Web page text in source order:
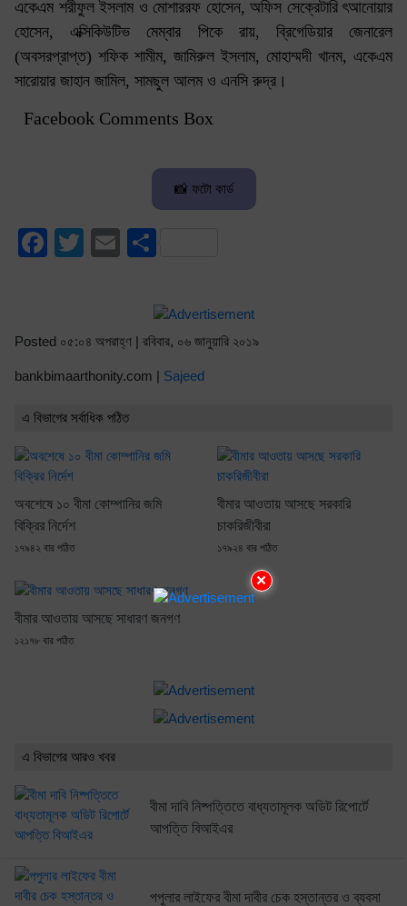
×
একেএম শরীফুল ইসলাম ও মোশাররফ হোসেন, অফিস সেক্রেটারি ৎআনোয়ার
হোসেন, এক্সিকিউটিভ মেম্বার পিকে রায়, ব্রিগেডিয়ার জেনারেল
(অবসরপ্রাপ্ত) শফিক শামীম, জামিরুল ইসলাম, মোহাম্মদী খানম, একেএম
সারোয়ার জাহান জামিল, সামছুল আলম ও এনসি রুদ্র।
Facebook Comments Box
📸 ফটো কার্ড
Facebook
TwitterEmail
Posted ০৫:০৪ অপরাহ্ণ | রবিবার, ০৬ জানুয়ারি ২০১৯
bankbimaarthonity.com | Sajeed
এ বিভাগের সর্বাধিক পঠিত
অবশেষে ১০ বীমা কোম্পানির জমি
বিক্রির নির্দেশ
১৭৯৪২ বার পঠিত
বীমার আওতায় আসছে সরকারি
চাকরিজীবীরা
১৭৯২৪ বার পঠিত
বীমার আওতায় আসছে সাধারণ জনগণ
১২১৭৮ বার পঠিত
এ বিভাগের আরও খবর
বীমা দাবি নিষ্পত্তিতে বাধ্যতামূলক অডিট রিপোর্টে
আপত্তি বিআইএর
পপুলার লাইফের বীমা দাবীর চেক হস্তান্তর ও ব্যবসা